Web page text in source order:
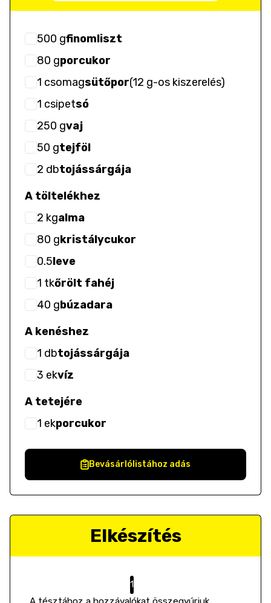
500 gfinomliszt
80 gporcukor
1 csomagsütőpor(12 g-os kiszerelés)
1 csipetsó
250 gvaj
50 gtejföl
2 dbtojássárgája
A töltelékhez
2 kgalma
80 gkristálycukor
0.5leve
1 tkőrölt fahéj
40 gbúzadara
A kenéshez
1 dbtojássárgája
3 ekvíz
A tetejére
1 ekporcukor
Bevásárlólistához adás
Elkészítés